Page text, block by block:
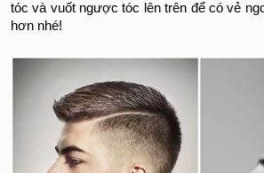
tóc và vuốt ngược tóc lên trên để có vẻ
hơn nhé!